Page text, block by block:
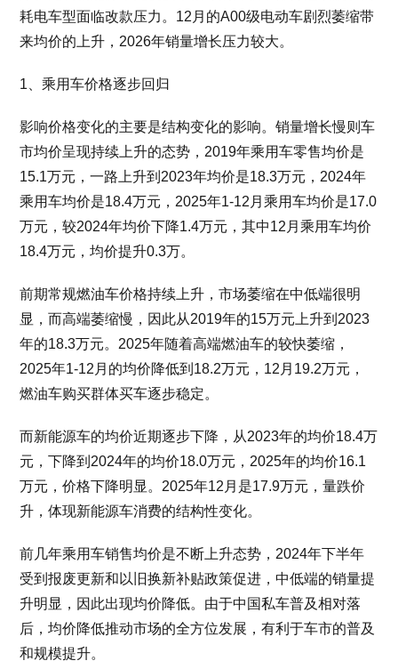
耗电车型面临改款压力。12月的A00级电动车剧烈萎缩带
来均价的上升，2026年销量增长压力较大。
1、乘用车价格逐步回归
影响价格变化的主要是结构变化的影响。销量增长慢则车
市均价呈现持续上升的态势，2019年乘用车零售均价是
15.1万元，一路上升到2023年均价是18.3万元，2024年
乘用车均价是18.4万元，2025年1-12月乘用车均价是17.0
万元，较2024年均价下降1.4万元，其中12月乘用车均价
18.4万元，均价提升0.3万。
前期常规燃油车价格持续上升，市场萎缩在中低端很明
显，而高端萎缩慢，因此从2019年的15万元上升到2023
年的18.3万元。2025年随着高端燃油车的较快萎缩，
2025年1-12月的均价降低到18.2万元，12月19.2万元，
燃油车购买群体买车逐步稳定。
而新能源车的均价近期逐步下降，从2023年的均价18.4万
元，下降到2024年的均价18.0万元，2025年的均价16.1
万元，价格下降明显。2025年12月是17.9万元，量跌价
升，体现新能源车消费的结构性变化。
前几年乘用车销售均价是不断上升态势，2024年下半年
受到报废更新和以旧换新补贴政策促进，中低端的销量提
升明显，因此出现均价降低。由于中国私车普及相对落
后，均价降低推动市场的全方位发展，有利于车市的普及
和规模提升。